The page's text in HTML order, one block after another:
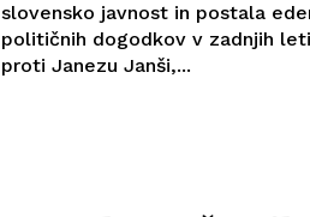
slovensko javnost in postala
političnih dogodkov v zadnjih
proti Janezu Janši,...